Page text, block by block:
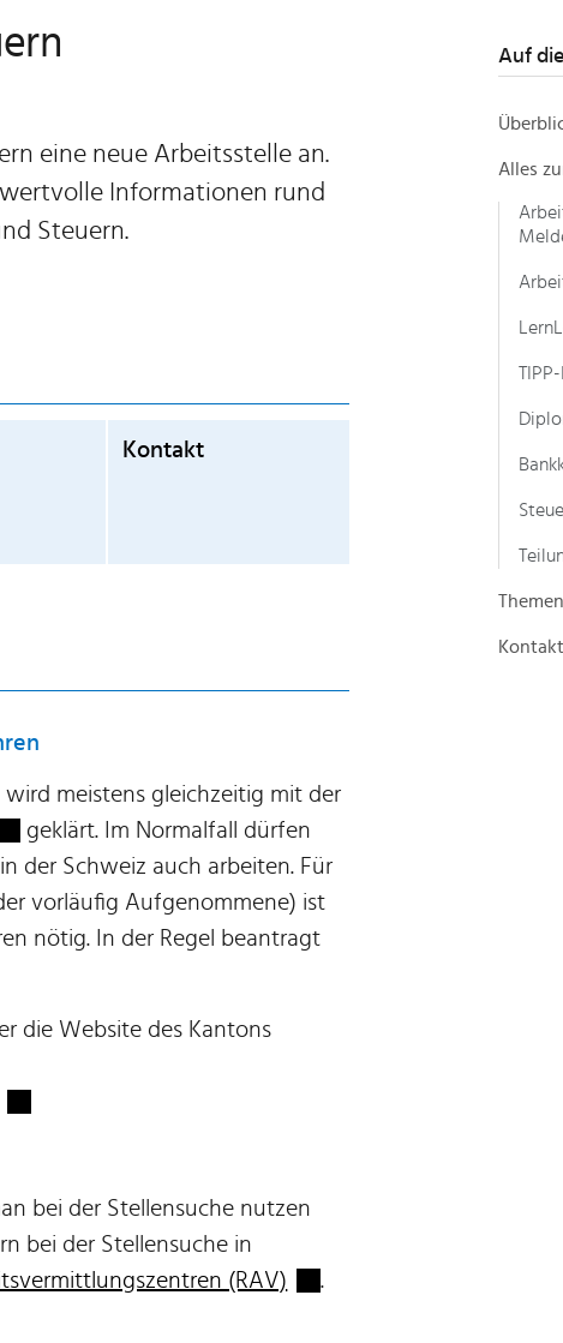
eine neue Arbeitsstelle an.
Informationen rund
Steuern.
Kontakt
meistens gleichzeitig mit der
Link wird in einem neuen Fenster geöffnet.
geklärt. Im Normalfall dürfen
der Schweiz auch arbeiten. Für
vorläufig Aufgenommene) ist
nötig. In der Regel beantragt
die Website des Kantons
bei der Stellensuche nutzen
bei der Stellensuche in
(RAV) .
Auf
Alles
Themen
Kontakt